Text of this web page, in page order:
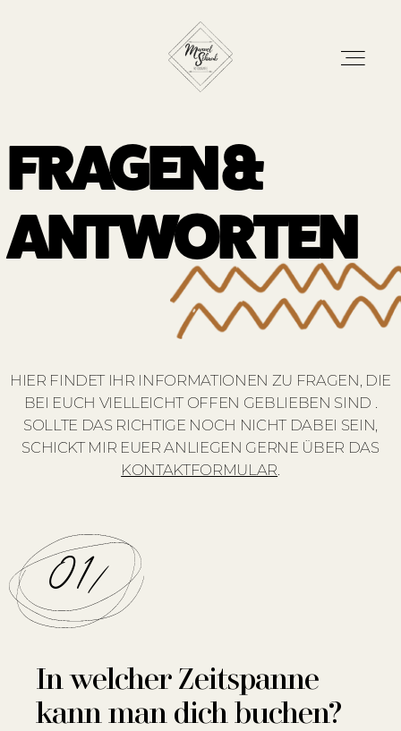
Home
Blog
Leistungen
FRAGEN &
ANTWORTEN
HIER FINDET IHR INFORMATIONEN ZU FRAGEN, DIE
BEI EUCH VIELLEICHT OFFEN GEBLIEBEN SIND .
SOLLTE DAS RICHTIGE NOCH NICHT DABEI SEIN,
SCHICKT MIR EUER ANLIEGEN GERNE ÜBER DAS
KONTAKTFORMULAR.
01/
In welcher Zeitspanne
kann man dich buchen?